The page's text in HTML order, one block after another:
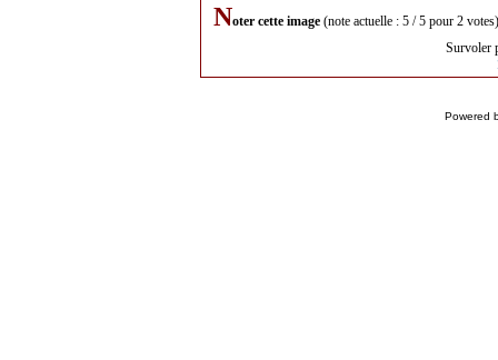
Noter cette image (note actuelle : 5 / 5 pour 2 votes)
Survoler
Powered